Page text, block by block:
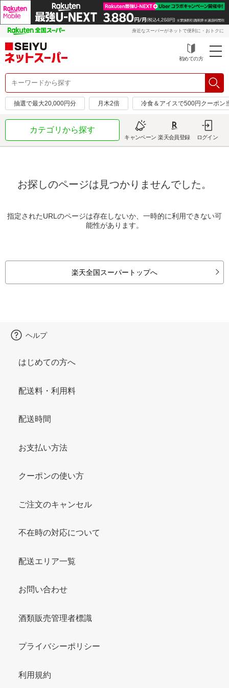
身近なスーパーがネットで便利に・おトクに
初めての方
抽選で最大20,000円分 月木2倍 冷食＆アイスで500円クーポン
カテゴリから探す
キャンペーン 楽天会員登録 ログイン
お探しのページは見つかりませんでした。
指定されたURLのページは存在しないか、一時的に利用できない可
能性があります。
楽天全国スーパートップへ
ヘルプ
はじめての方へ
配送料・利用料
配送時間
お支払い方法
クーポンの使い方
ご注文のキャンセル
不在時の対応について
配送エリア一覧
お問い合わせ
酒類販売管理者標識
プライバシーポリシー
利用規約